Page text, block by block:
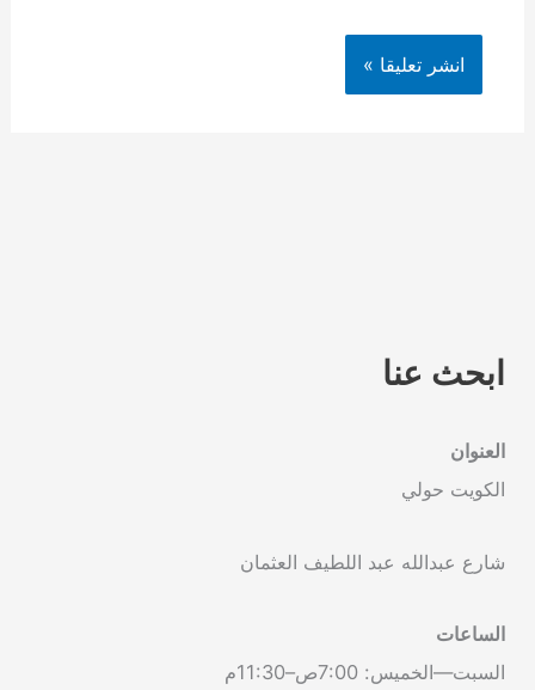
ابحث عنا
العنوان
الكويت حولي
شارع عبدالله عبد اللطيف العثمان
الساعات
السبت—الخميس: 7:00ص–11:30م